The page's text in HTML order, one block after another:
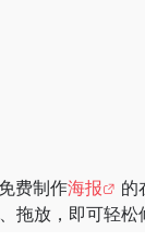
费制作海报
的
拖放，即可轻